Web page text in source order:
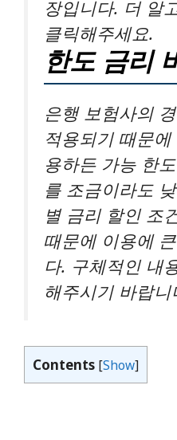
장입니다. 더 알
클릭해주세요.
한도 금리
은행 보험사의
적용되기 때문
용하든 가능 한
를 조금이라도
별 금리 할인 조
때문에 이용에
다. 구체적인 내
해주시기 바랍니
Contents [Show]